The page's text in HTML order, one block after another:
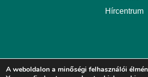
Hírcentrum
fenntartva.
A weboldalon a minőségi felhasználói